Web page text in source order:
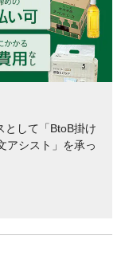
として「BtoB掛け
アシスト」を承っ